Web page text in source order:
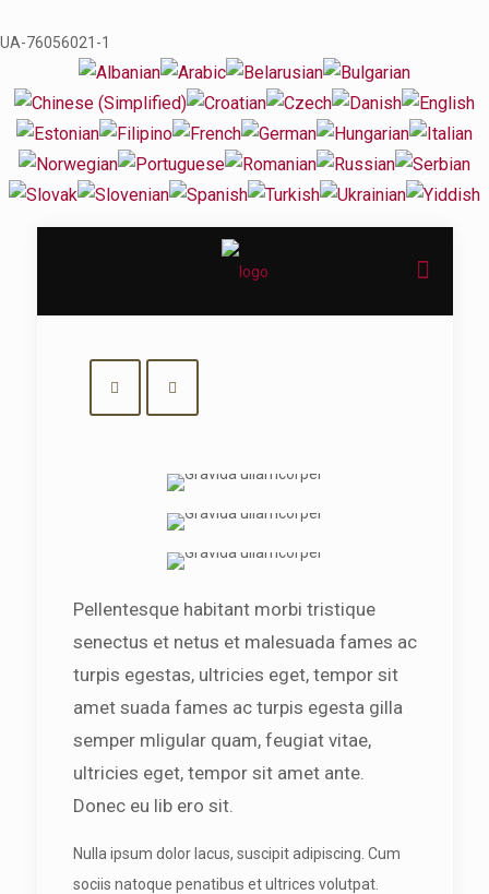
UA-76056021-1
Pellentesque habitant morbi tristique
senectus et netus et malesuada fames ac
turpis egestas, ultricies eget, tempor sit
amet suada fames ac turpis egesta gilla
semper mligular quam, feugiat vitae,
ultricies eget, tempor sit amet ante.
Donec eu lib ero sit.
Nulla ipsum dolor lacus, suscipit adipiscing. Cum
sociis natoque penatibus et ultrices volutpat.